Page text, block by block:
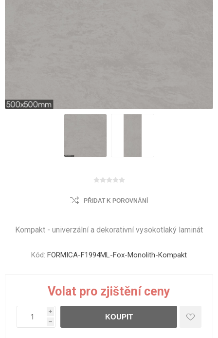
PŘIDAT K POROVNÁNÍ
Kompakt - univerzální a dekorativní vysokotlaký laminát
Kód: FORMICA-F1994ML-Fox-Monolith-Kompakt
Volat pro zjištění ceny
i
h
KOUPIT